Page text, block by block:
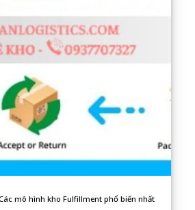
mô hình kho Fulfillment phổ biến nhất